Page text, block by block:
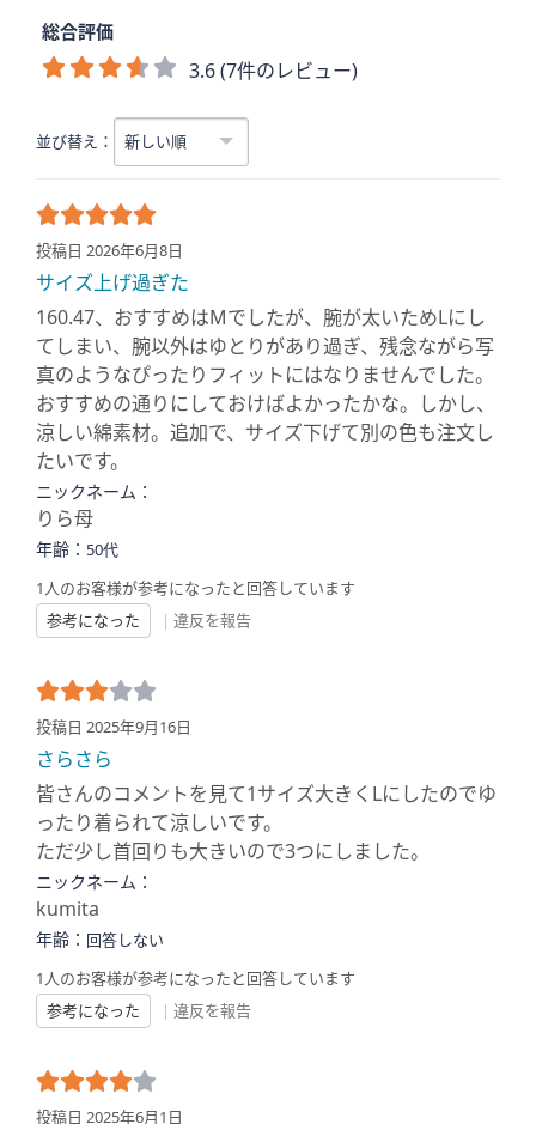
総合評価
3.6 (7件のレビュー)
並び替え：
投稿日 2026年6月8日
サイズ上げ過ぎた
160.47、おすすめはМでしたが、腕が太いためLにし
てしまい、腕以外はゆとりがあり過ぎ、残念ながら写
真のようなぴったりフィットにはなりませんでした。
おすすめの通りにしておけばよかったかな。しかし、
涼しい綿素材。追加で、サイズ下げて別の色も注文し
たいです。
ニックネーム：
りら母
年齢： 50代
1人のお客様が参考になったと回答しています
参考になった
| 違反を報告
投稿日 2025年9月16日
さらさら
皆さんのコメントを見て1サイズ大きくLにしたのでゆ
ったり着られて涼しいです。
ただ少し首回りも大きいので3つにしました。
ニックネーム：
kumita
年齢： 回答しない
1人のお客様が参考になったと回答しています
参考になった
| 違反を報告
投稿日 2025年6月1日